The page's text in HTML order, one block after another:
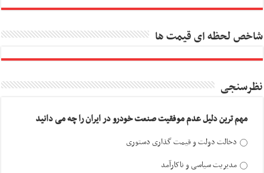
شاخص لحظه ای قیمت ها
نظرسنجی
مهم ترین دلیل عدم موفقیت صنعت خودرو در ایران را چه می دانید
دخالت دولت و قیمت گذاری دستوری
مدیریت سیاسی و ناکارآمد